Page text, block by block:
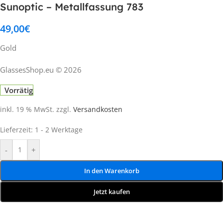
Sunoptic – Metallfassung 783
49,00€
Gold
GlassesShop.eu © 2026
Vorrätig
inkl. 19 % MwSt. zzgl. Versandkosten
Lieferzeit: 1 - 2 Werktage
- +
In den Warenkorb
Jetzt kaufen